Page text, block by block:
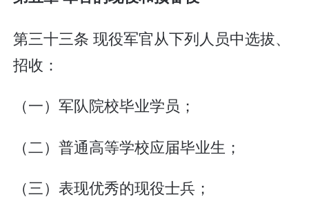
第三十三条 现役军官从下列人员中选拔、
招收：
（一）军队院校毕业学员；
（二）普通高等学校应届毕业生；
（三）表现优秀的现役士兵；